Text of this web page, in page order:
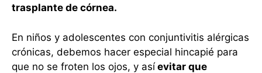
trasplante de córnea.
En niños y adolescentes con conjuntivitis alérgicas
crónicas, debemos hacer especial hincapié para
que no se froten los ojos, y asíevitar que